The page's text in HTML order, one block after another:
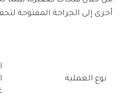
أخرى إلى الجراحة المفتوحة
نوع العملية